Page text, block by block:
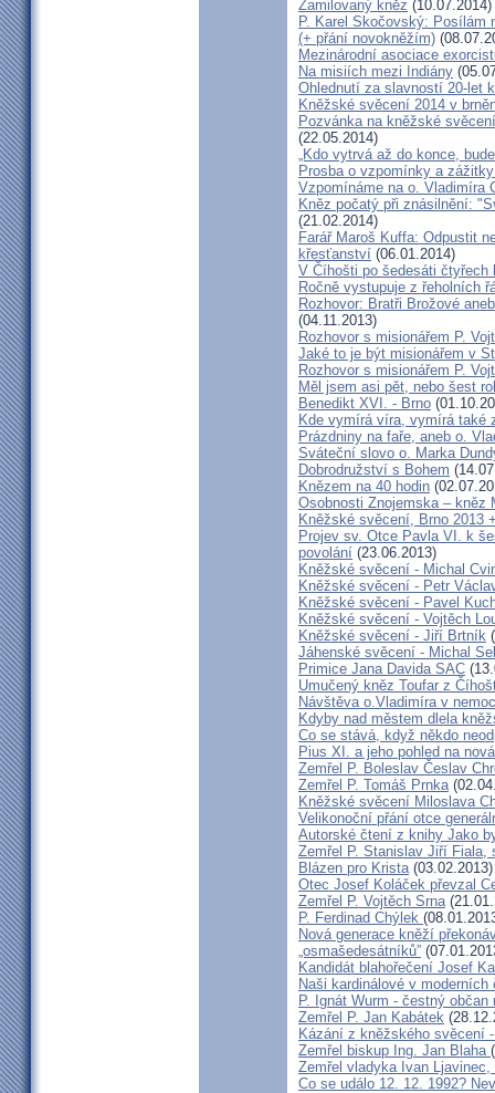
Zamilovaný kněz (10.07.2014)
P. Karel Skočovský: Posílám
(+ přání novokněžím)
Mezinárodní asociace
Na misiích mezi Indiány
Ohlednutí za slavností 20-let
Kněžské svěcení 2014 v
Pozvánka na kněžské
(22.05.2014)
„Kdo vytrvá až do konce,
Prosba o vzpomínky a
Vzpomínáme na o. Vladimíra
Kněz počatý při znásilnění:
(21.02.2014)
Farář Maroš Kuffa: Odpustit
křesťanství (06.01.2014)
V Číhošti po šedesáti čtyřech
Ročně vystupuje z řeholních
Rozhovor: Bratři Brožové
(04.11.2013)
Rozhovor s misionářem P.
Jaké to je být misionářem v
Rozhovor s misionářem P.
Měl jsem asi pět, nebo šest
Benedikt XVI. - Brno
Kde vymírá víra, vymírá také
Prázdniny na faře, aneb o.
Sváteční slovo o. Marka
Dobrodružství s Bohem
Knězem na 40 hodin
Osobnosti Znojemska – kněz
Kněžské svěcení, Brno 2013
Projev sv. Otce Pavla VI. k
povolání (23.06.2013)
Kněžské svěcení - Michal
Kněžské svěcení - Petr
Kněžské svěcení - Pavel
Kněžské svěcení - Vojtěch
Kněžské svěcení - Jiří Brtník
Jáhenské svěcení - Michal
Primice Jana Davida SAC
Umučený kněz Toufar z
Návštěva o.Vladimíra v
Kdyby nad městem dlela
Co se stává, když někdo
Pius XI. a jeho pohled na
Zemřel P. Boleslav Česlav
Zemřel P. Tomáš Prnka
Kněžské svěcení Miloslava
Velikonoční přání otce
Autorské čtení z knihy Jako
Zemřel P. Stanislav Jiří Fiala,
Blázen pro Krista(03.02.2013)
Otec Josef Koláček převzal
Zemřel P. Vojtěch Srna
P. Ferdinad Chýlek
Nová generace kněží
„osmašedesátníků”
Kandidát blahořečení Josef
Naši kardinálové v
P. Ignát Wurm - čestný
Zemřel P. Jan Kabátek
Kázání z kněžského svěcení
Zemřel biskup Ing. Jan Blaha
Zemřel vladyka Ivan
Co se událo 12. 12. 1992?